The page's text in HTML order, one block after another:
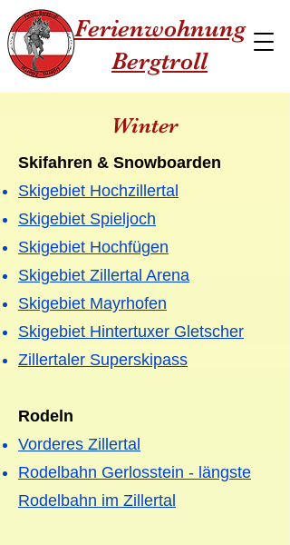
Ferienwohnung
Bergtroll
Winter
Skifahren & Snowboarden
Skigebiet Hochzillertal
Skigebiet Spieljoch
Skigebiet Hochfügen
Skigebiet Zillertal Arena
Skigebiet Mayrhofen
Skigebiet Hintertuxer Gletscher
Zillertaler Superskipass
Rodeln
Vorderes Zillertal
Rodelbahn Gerlosstein - längste
Rodelbahn im Zillertal